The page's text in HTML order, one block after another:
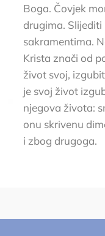
Boga. Čovjek
drugima.
sakramentima.
Krista znači od
život svoj,
je svoj život
njegova života:
onu skrivenu
i zbog drugoga.